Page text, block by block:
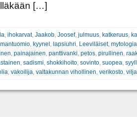
[…]
ihokarvat, Jaakob, Joosef, julmuus, katkeruus,
, kyynel lapsiuhri Leeviläiset, mytologia
painajainen panttivanki petos, pirullinen
sadismi shokkihoito, sovinto, suopea
vakoilija valtakunnan vihollinen verikosto, vilja